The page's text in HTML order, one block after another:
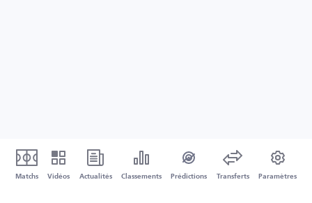
Matchs Vidéos Actualités Classements Prédictions Transferts Paramètres